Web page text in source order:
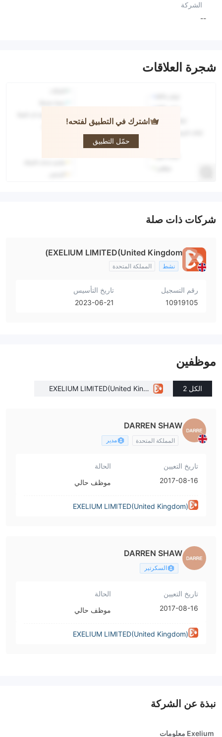
الشركة
--
شجرة العلاقات
اشترك في التطبيق لفتحه!
حمّل التطبيق
شركات ذات صلة
EXELIUM LIMITED(United Kingdom)
نشط المملكة المتحدة
رقم التسجيل
10919105
تاريخ التأسيس
2023-06-21
موظفين
الكل 2
EXELIUM LIMITED(United Kingd
DARREN SHAW
المملكة المتحدة مدير
تاريخ التعيين
2017-08-16
الحالة
موظف حالي
EXELIUM LIMITED(United Kingdom)
DARREN SHAW
السكرتير
تاريخ التعيين
2017-08-16
الحالة
موظف حالي
EXELIUM LIMITED(United Kingdom)
نبذة عن الشركة
Exelium معلومات